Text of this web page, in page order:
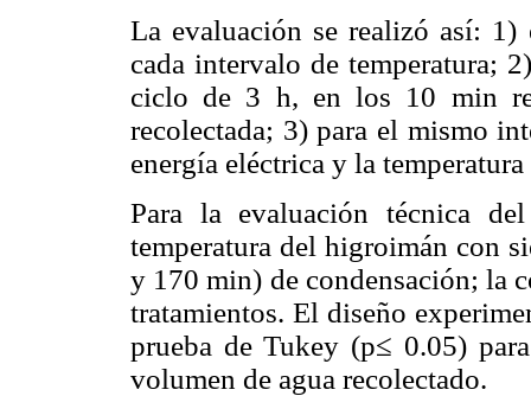
La evaluación se realizó así: 1)
cada intervalo de temperatura;
ciclo de 3 h, en los 10 min
recolectada; 3) para el mismo
energía eléctrica y la
Para la evaluación técnica
temperatura del higroimán con
y 170 min) de condensación; la
tratamientos. El diseño
prueba de Tukey (p≤ 0.05)
volumen de agua recolectado.